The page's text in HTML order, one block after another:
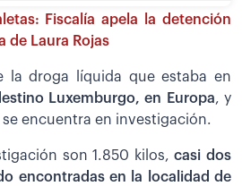
Fiscalía apela la detención
de Laura Rojas
la droga líquida que estaba en
Luxemburgo, en Europa, y
encuentra en investigación.
son 1.850 kilos, casi dos
encontradas en la localidad de